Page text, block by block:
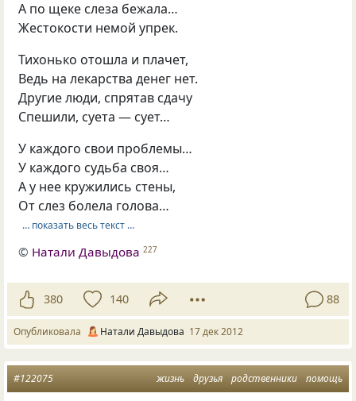
А по щеке слеза бежала…
Жестокости немой упрек.
Тихонько отошла и плачет,
Ведь на лекарства денег нет.
Другие люди, спрятав сдачу
Спешили, суета — сует…
У каждого свои проблемы…
У каждого судьба своя…
А у нее кружились стены,
От слез болела голова…
… показать весь текст …
© Натали Давыдова 227
380 140 88
Опубликовала Натали Давыдова 17 дек 2012
жизнь друзья родственники помощь
#122075